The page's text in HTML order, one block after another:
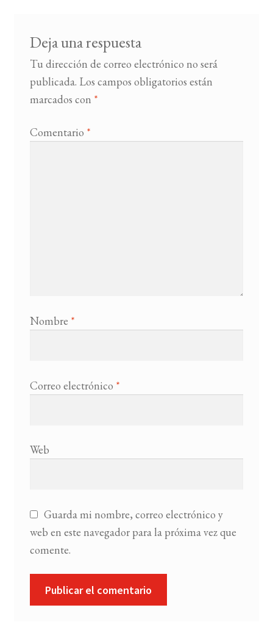
Deja una respuesta
Tu dirección de correo electrónico no será
publicada. Los campos obligatorios están
marcados con *
Comentario *
Nombre *
Correo electrónico *
Web
Guarda mi nombre, correo electrónico y
web en este navegador para la próxima vez que
comente.